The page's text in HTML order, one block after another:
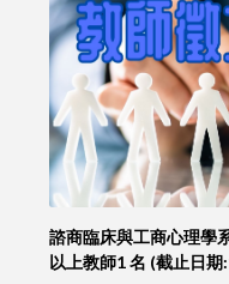
諮商臨床與工商心理學
以上教師1 名 (截止日期